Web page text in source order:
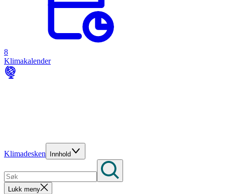
8
Klimakalender
Klimadesken Innhold
Lukk meny